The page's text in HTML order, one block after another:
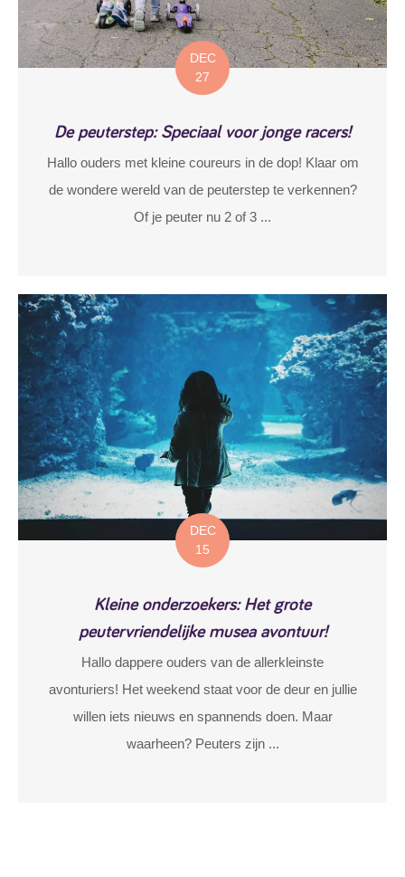
DEC
27
De peuterstep: Speciaal voor jonge racers!
Hallo ouders met kleine coureurs in de dop! Klaar om
de wondere wereld van de peuterstep te verkennen?
Of je peuter nu 2 of 3 ...
DEC
15
Kleine onderzoekers: Het grote
peutervriendelijke musea avontuur!
Hallo dappere ouders van de allerkleinste
avonturiers! Het weekend staat voor de deur en jullie
willen iets nieuws en spannends doen. Maar
waarheen? Peuters zijn ...